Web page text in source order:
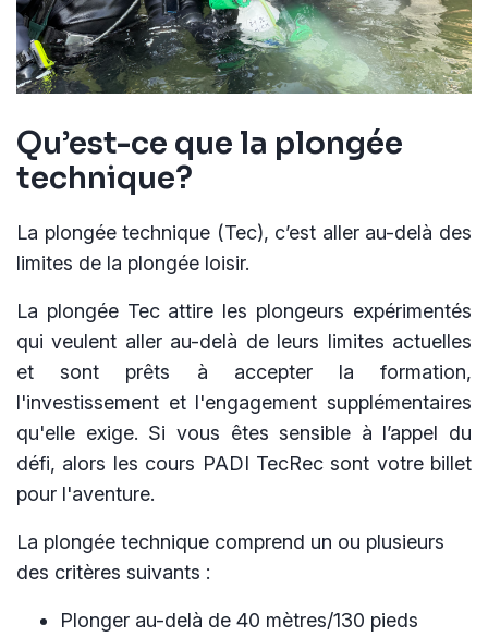
Qu’est-ce que la plongée
technique?
La plongée technique (Tec), c’est aller au-delà des
limites de la plongée loisir.
La plongée Tec attire les plongeurs expérimentés
qui veulent aller au-delà de leurs limites actuelles
et sont prêts à accepter la formation,
l'investissement et l'engagement supplémentaires
qu'elle exige. Si vous êtes sensible à l’appel du
défi, alors les cours PADI TecRec sont votre billet
pour l'aventure.
La plongée technique comprend un ou plusieurs
des critères suivants :
Plonger au-delà de 40 mètres/130 pieds